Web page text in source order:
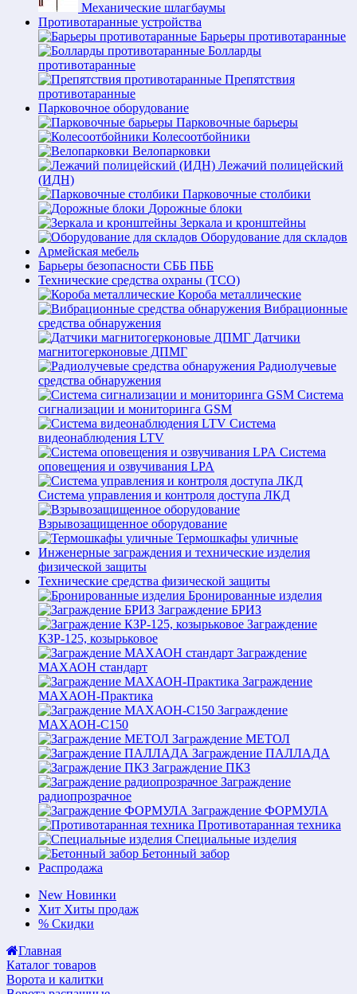
Механические шлагбаумы
Противотаранные устройства
Барьеры противотаранные
Болларды
противотаранные
Препятствия
противотаранные
Парковочное оборудование
Парковочные барьеры
Колесоотбойники
Велопарковки
Лежачий полицейский
(ИДН)
Парковочные столбики
Дорожные блоки
Зеркала и кронштейны
Оборудование для складов
Армейская мебель
Барьеры безопасности СББ ПББ
Технические средства охраны (ТСО)
Короба металлические
Вибрационные
средства обнаружения
Датчики
магнитогерконовые ДПМГ
Радиолучевые
средства обнаружения
Система
сигнализации и мониторинга GSM
Система
видеонаблюдения LTV
Система
оповещения и озвучивания LPA
Система управления и контроля доступа ЛКД
Взрывозащищенное оборудование
Термошкафы уличные
Инженерные заграждения и технические изделия
физической защиты
Технические средства физической защиты
Бронированные изделия
Заграждение БРИЗ
Заграждение
КЗР-125, козырьковое
Заграждение
МАХАОН стандарт
Заграждение
МАХАОН-Практика
Заграждение
МАХАОН-С150
Заграждение МЕТОЛ
Заграждение ПАЛЛАДА
Заграждение ПКЗ
Заграждение
радиопрозрачное
Заграждение ФОРМУЛА
Противотаранная техника
Специальные изделия
Бетонный забор
Распродажа
New Новинки
Хит Хиты продаж
% Скидки
Главная
Каталог товаров
Ворота и калитки